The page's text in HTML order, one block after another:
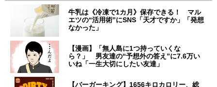
牛乳は《冷凍で1カ月》保存できる！ マル
エツの“活用術”にSNS「天才ですか」「発想
なかった」
【漫画】「無人島に1つ持っていくな
ら？」 男友達の“予想外の答え”に7.6万い
いね「一生大切にしたい友達」
【バーガーキング】1656キロカロリー、総